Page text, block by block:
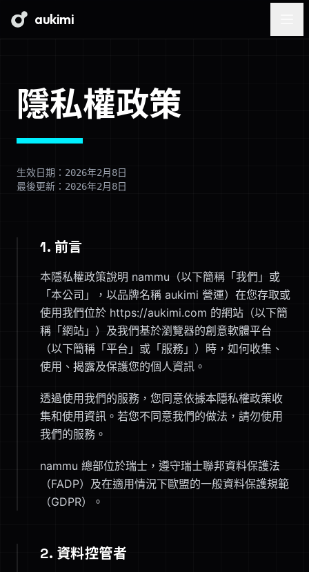
aukimi
隱私權政策
生效日期：2026年2月8日
最後更新：2026年2月8日
1. 前言
本隱私權政策說明 nammu（以下簡稱「我們」或
「本公司」，以品牌名稱 aukimi 營運）在您存取或
使用我們位於 https://aukimi.com 的網站（以下簡
稱「網站」）及我們基於瀏覽器的創意軟體平台
（以下簡稱「平台」或「服務」）時，如何收集、
使用、揭露及保護您的個人資訊。
透過使用我們的服務，您同意依據本隱私權政策收
集和使用資訊。若您不同意我們的做法，請勿使用
我們的服務。
nammu 總部位於瑞士，遵守瑞士聯邦資料保護法
（FADP）及在適用情況下歐盟的一般資料保護規範
（GDPR）。
2. 資料控管者